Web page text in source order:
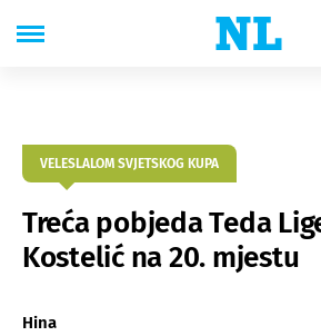
VELESLALOM SVJETSKOG KUPA
Treća pobjeda Teda
Kostelić na 20. mjestu
Hina